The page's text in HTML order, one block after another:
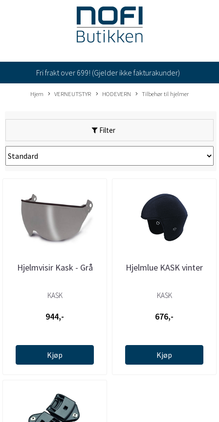
Fri frakt over 699! (Gjelder ikke fakturakunder)
Hjem VERNEUTSTYR HODEVERN Tilbehør til hjelmer
Filter
Hjelmvisir Kask - Grå
KASK
944,-
Kjøp
Hjelmlue KASK vinter
KASK
676,-
Kjøp